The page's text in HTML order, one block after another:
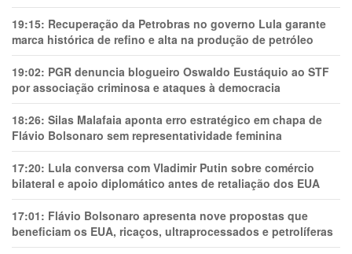
19:15: Recuperação da Petrobras no governo Lula garante
marca histórica de refino e alta na produção de petróleo
19:02: PGR denuncia blogueiro Oswaldo Eustáquio ao STF
por associação criminosa e ataques à democracia
18:26: Silas Malafaia aponta erro estratégico em chapa de
Flávio Bolsonaro sem representatividade feminina
17:20: Lula conversa com Vladimir Putin sobre comércio
bilateral e apoio diplomático antes de retaliação dos EUA
17:01: Flávio Bolsonaro apresenta nove propostas que
beneficiam os EUA, ricaços, ultraprocessados e petrolíferas